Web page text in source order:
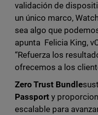
validación de
un único marco,
sea algo que
apunta Felicia King,
“Refuerza los
ofrecemos a los
Zero Trust Bundle
Passport y
escalable para